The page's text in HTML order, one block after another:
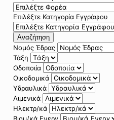
Επιλέξτε Κατηγορία Εγγράφου
Αναζήτηση
Νομός Έδρας
Τάξη
Οδοποιία
Οικοδομικά
Υδραυλικά
Λιμενικά
Ηλεκτρ/κά